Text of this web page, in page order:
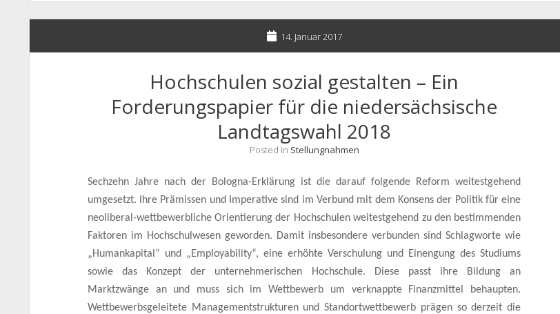
14. Januar 2017
Hochschulen sozial gestalten – Ein
Forderungspapier für die niedersächsische
Landtagswahl 2018
Posted in Stellungnahmen
Sechzehn Jahre nach der Bologna-Erklärung ist die darauf folgende Reform weitestgehend
umgesetzt. Ihre Prämissen und Imperative sind im Verbund mit dem Konsens der Politik für eine
neoliberal-wettbewerbliche Orientierung der Hochschulen weitestgehend zu den bestimmenden
Faktoren im Hochschulwesen geworden. Damit insbesondere verbunden sind Schlagworte wie
„Humankapital“ und „Employability“, eine erhöhte Verschulung und Einengung des Studiums
sowie das Konzept der unternehmerischen Hochschule. Diese passt ihre Bildung an
Marktzwänge an und muss sich im Wettbewerb um verknappte Finanzmittel behaupten.
Wettbewerbsgeleitete Managementstrukturen und Standortwettbewerb prägen so derzeit die